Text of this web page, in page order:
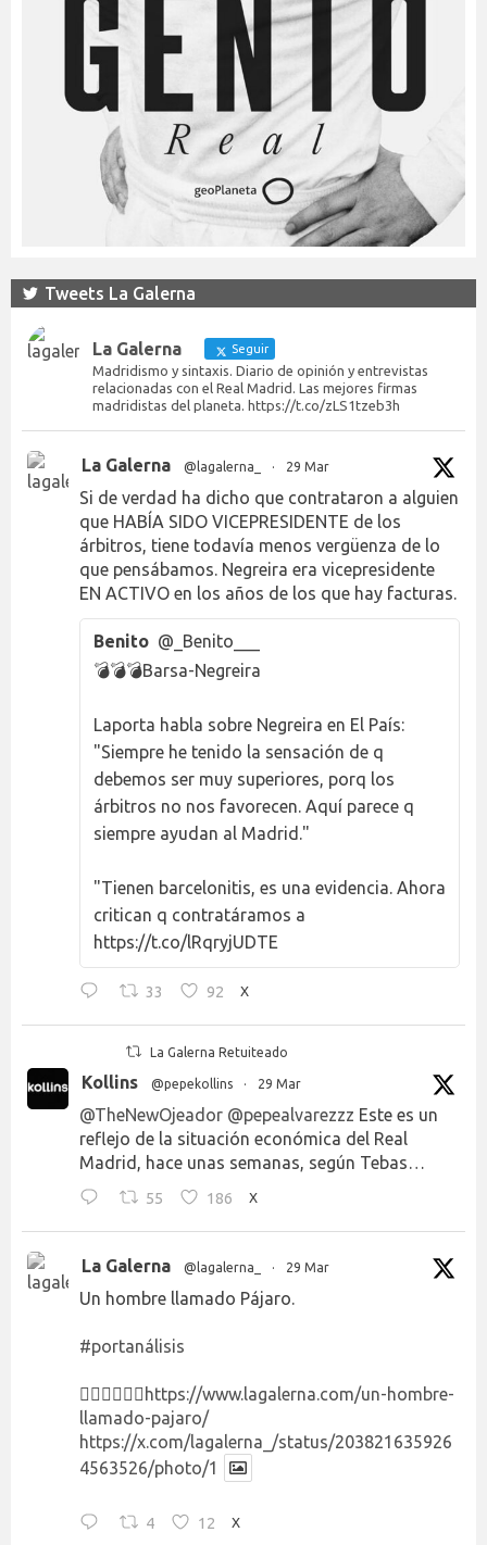
Tweets La Galerna
La Galerna Seguir
Madridismo y sintaxis. Diario de opinión y entrevistas
relacionadas con el Real Madrid. Las mejores firmas
madridistas del planeta. https://t.co/zLS1tzeb3h
La Galerna @lagalerna_ · 29 Mar
Si de verdad ha dicho que contrataron a alguien
que HABÍA SIDO VICEPRESIDENTE de los
árbitros, tiene todavía menos vergüenza de lo
que pensábamos. Negreira era vicepresidente
EN ACTIVO en los años de los que hay facturas.
Benito @_Benito___
💣💣💣Barsa-Negreira
Laporta habla sobre Negreira en El País:
"Siempre he tenido la sensación de q
debemos ser muy superiores, porq los
árbitros no nos favorecen. Aquí parece q
siempre ayudan al Madrid."
"Tienen barcelonitis, es una evidencia. Ahora
critican q contratáramos a
https://t.co/lRqryjUDTE
33 92 X
La Galerna Retuiteado
Kollins @pepekollins · 29 Mar
@TheNewOjeador @pepealvarezzz Este es un
reflejo de la situación económica del Real
Madrid, hace unas semanas, según Tebas…
55 186 X
La Galerna @lagalerna_ · 29 Mar
Un hombre llamado Pájaro.
#portanálisis
👉🏻👉🏻👉🏻 https://www.lagalerna.com/un-hombre-
llamado-pajaro/
https://x.com/lagalerna_/status/203821635926
4563526/photo/1
4 12 X